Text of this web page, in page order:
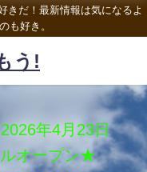
きだ！最新情報は気になるよ
も好き。
う!
年4月23日
ルオープン★